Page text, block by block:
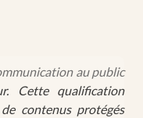
au public
Cette qualification
contenus protégés